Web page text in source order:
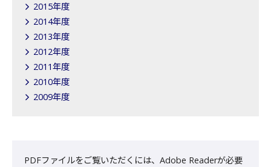
2015年度
2014年度
2013年度
2012年度
2011年度
2010年度
2009年度
PDFファイルをご覧いただくには、Adobe Readerが必要